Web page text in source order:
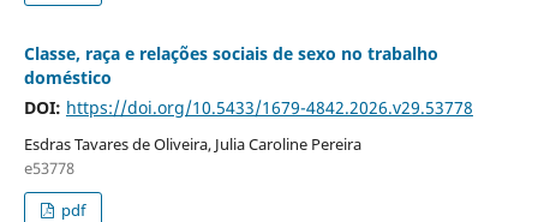
Classe, raça e relações sociais de sexo no trabalho
doméstico
DOI: https://doi.org/10.5433/1679-4842.2026.v29.53778
Esdras Tavares de Oliveira, Julia Caroline Pereira
e53778
pdf